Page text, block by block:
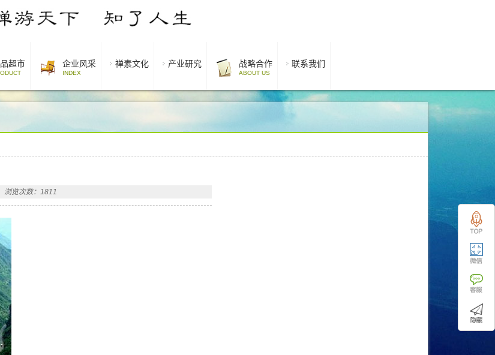
超市 企业风采
INDEX
禅素文化 产业研究 战略合作
ABOUT US
联系我们
浏览次数：1811